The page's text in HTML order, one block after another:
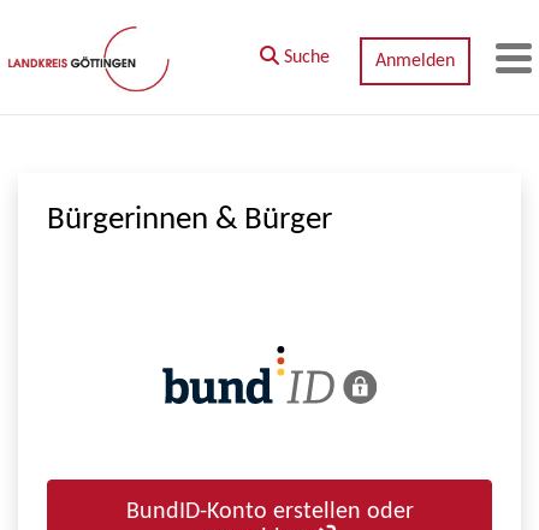
Zum Hauptinhalt springen
Suche Anmelden
Bürgerinnen & Bürger
BundID-Konto erstellen oder